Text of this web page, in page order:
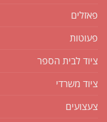
פאזלים
פעוטות
ציוד לבית הספר
ציוד משרדי
צעצועים